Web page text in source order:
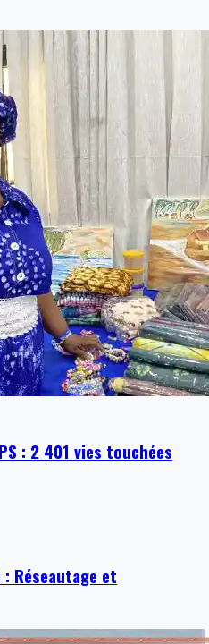
: 2 401 vies touchées
Réseautage et